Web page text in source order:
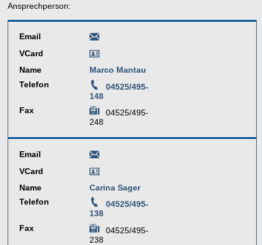
Ansprechperson:
Email
VCard
Name
Marco Mantau
Telefon
04525/495-
148
Fax
04525/495-
248
Email
VCard
Name
Carina Sager
Telefon
04525/495-
138
Fax
04525/495-
238